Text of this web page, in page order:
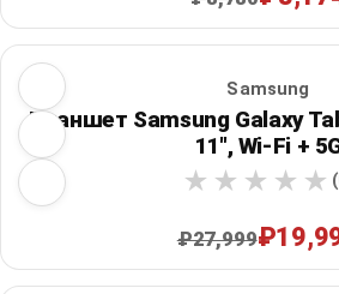
Samsung
Планшет Samsung Galaxy
11", Wi‑Fi +
₽27,999